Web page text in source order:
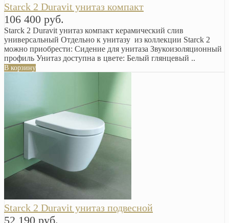
Starck 2 Duravit унитаз компакт
106 400 руб.
Starck 2 Duravit унитаз компакт керамический слив
универсальный Отдельно к унитазу из коллекции Starck 2
можно приобрести: Сидение для унитаза Звукоизоляционный
профиль Унитаз доступна в цвете: Белый глянцевый ..
В корзину
Starck 2 Duravit унитаз подвесной
52 190 руб.